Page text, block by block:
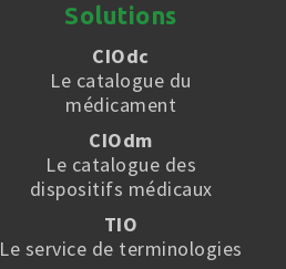
Solutions
CIOdc
Le catalogue du
médicament
CIOdm
Le catalogue des
dispositifs médicaux
TIO
Le service de terminologies